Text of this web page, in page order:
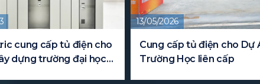
13/05/2026
Cung cấp tủ điện cho Dự Án
Trường Học liên cấp
10/07/2025
Cung cấp cửa
Biệt Thự